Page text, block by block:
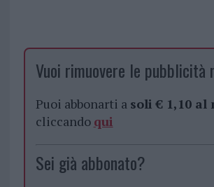
Vuoi rimuovere le pubblicità
Puoi abbonarti a soli € 1,10 al
cliccando qui
Sei già abbonato?